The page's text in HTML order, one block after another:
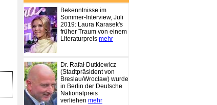
Bekenntnisse im
Sommer-Interview, Juli
2019: Laura Karasek's
früher Traum von einem
Literaturpreis mehr
Dr. Rafał Dutkiewicz
(Stadtpräsident von
Breslau/Wrocław) wurde
in Berlin der Deutsche
Nationalpreis
verliehen mehr